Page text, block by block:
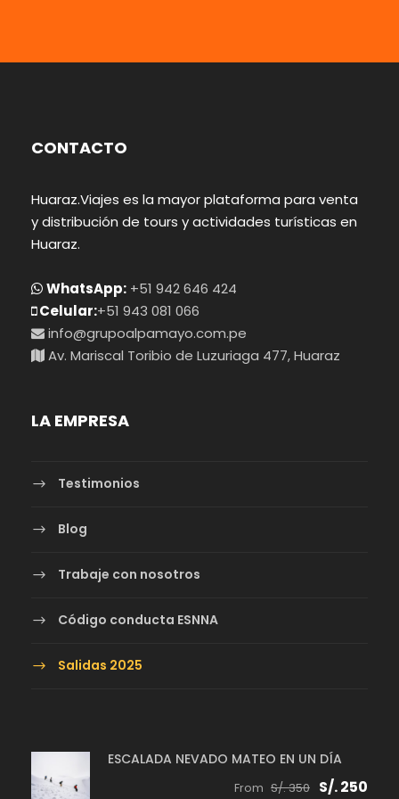
CONTACTO
Huaraz.Viajes es la mayor plataforma para venta
y distribución de tours y actividades turísticas en
Huaraz.
WhatsApp: +51 942 646 424
Celular:+51 943 081 066
info@grupoalpamayo.com.pe
Av. Mariscal Toribio de Luzuriaga 477, Huaraz
LA EMPRESA
Testimonios
Blog
Trabaje con nosotros
Código conducta ESNNA
Salidas 2025
ESCALADA NEVADO MATEO EN UN DÍA
From S/. 350 S/. 250